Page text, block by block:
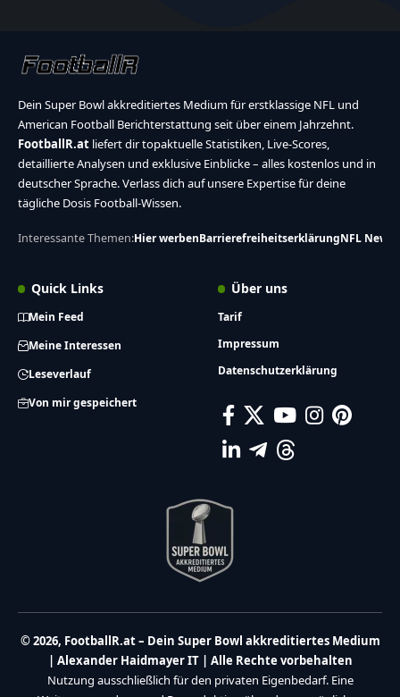
Dein Super Bowl akkreditiertes Medium für erstklassige NFL und
American Football Berichterstattung seit über einem Jahrzehnt.
FootballR.at liefert dir topaktuelle Statistiken, Live-Scores,
detaillierte Analysen und exklusive Einblicke – alles kostenlos und in
deutscher Sprache. Verlass dich auf unsere Expertise für deine
tägliche Dosis Football-Wissen.
Interessante Themen:Hier werbenBarrierefreiheitserklärungNFL News
Quick Links
Mein Feed
Meine Interessen
Leseverlauf
Von mir gespeichert
Über uns
Tarif
Impressum
Datenschutzerklärung
© 2026, FootballR.at – Dein Super Bowl akkreditiertes Medium
| Alexander Haidmayer IT | Alle Rechte vorbehalten
Nutzung ausschließlich für den privaten Eigenbedarf. Eine